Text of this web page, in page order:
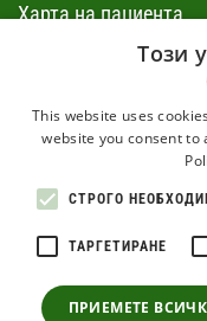
Харта на пациента
Всеки пациент,
специализирана
Прочети още
Информация
Общи условия на сайта
Харта на пациента
Този
This website uses
website you consent to
СТРОГО
ТАРГЕТИРАНЕ
ПРИЕМЕТЕ